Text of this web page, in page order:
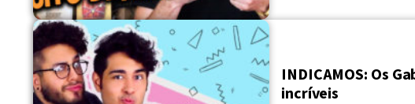
INDICAMOS: Os
incríveis